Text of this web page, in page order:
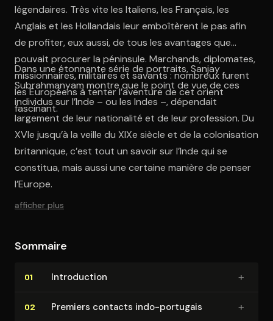
légendaires. Très vite les Italiens, les Français, les
Anglais et les Hollandais leur emboîtèrent le pas afin
de profiter, eux aussi, de tous les avantages que
pouvait procurer la péninsule. Marchands, diplomates,
missionnaires, militaires et savants : nombreux furent
les Européens à tenter l’aventure de cet orient
fascinant.
Dans une étonnante série de portraits, Sanjay
Subrahmanyam montre que le point de vue de ces
individus sur l’Inde – ou les Indes –, dépendait
largement de leur nationalité et de leur profession. Du
XVIe jusqu’à la veille du XIXe siècle et de la colonisation
britannique, c’est tout un savoir sur l’Inde qui se
constitua, mais aussi une certaine manière de penser
l’Europe.
afficher plus
Sommaire
01 In­tro­duc­tion +
02 Premiers contacts indo-portugais +